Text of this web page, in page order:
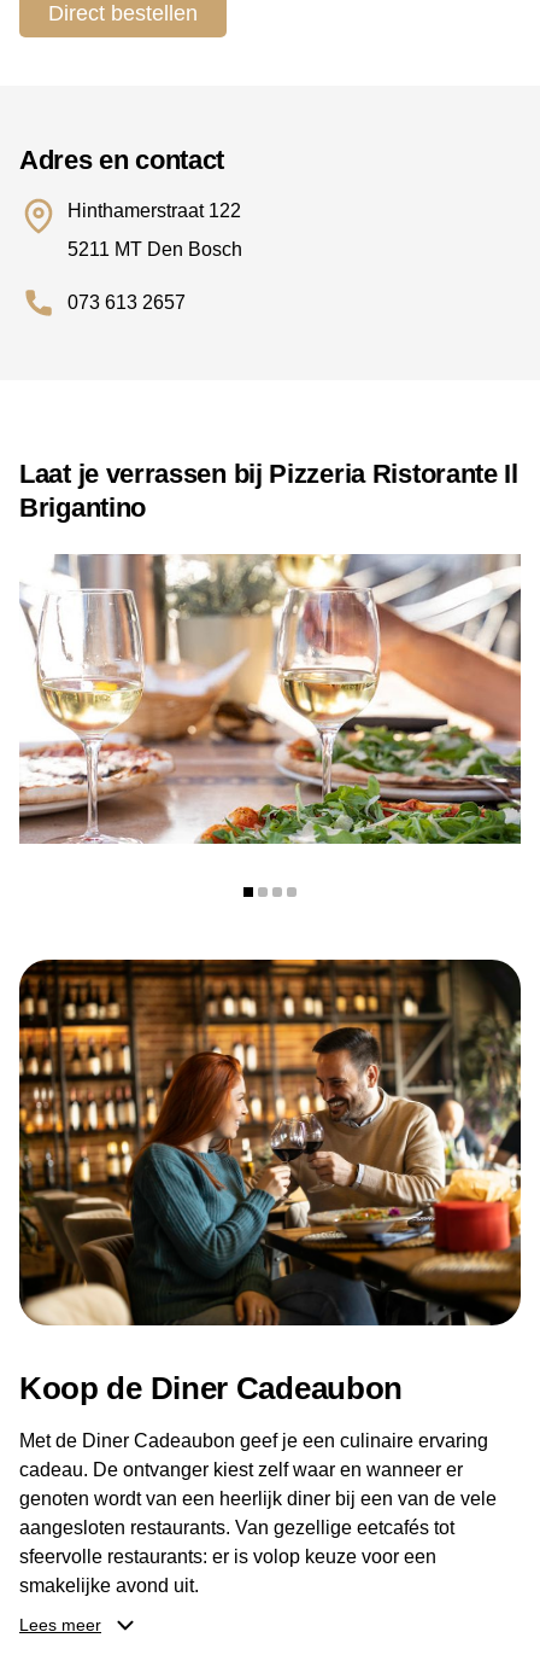
Direct bestellen
Adres en contact
Hinthamerstraat 122
5211 MT Den Bosch
073 613 2657
Laat je verrassen bij Pizzeria Ristorante Il
Brigantino
Koop de Diner Cadeaubon
Met de Diner Cadeaubon geef je een culinaire ervaring
cadeau. De ontvanger kiest zelf waar en wanneer er
genoten wordt van een heerlijk diner bij een van de vele
aangesloten restaurants. Van gezellige eetcafés tot
sfeervolle restaurants: er is volop keuze voor een
smakelijke avond uit.
Lees meer